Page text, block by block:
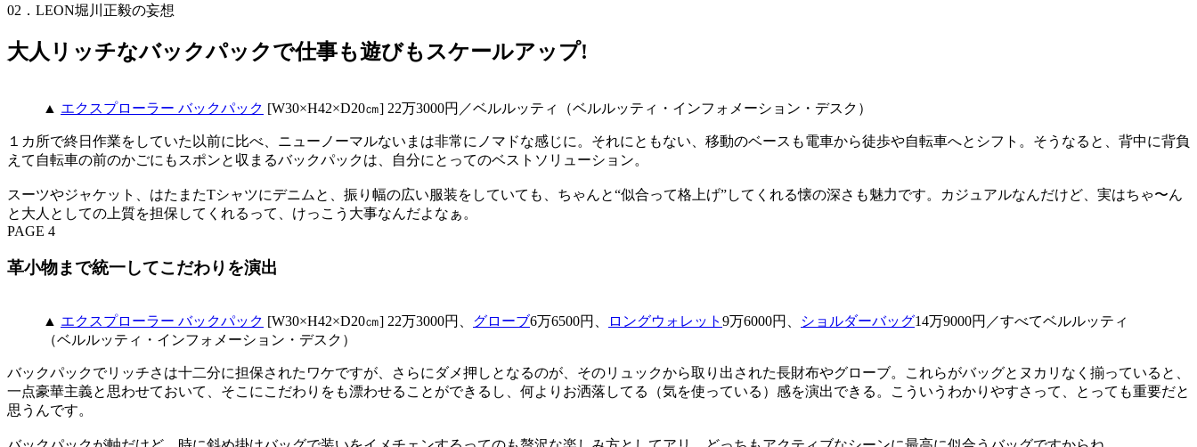
02．LEON堀川正毅の妄想
大人リッチなバックパックで仕事も遊びもスケールアップ!
▲ エクスプローラー バックパック [W30×H42×D20㎝] 22万3000円／ベルルッティ（ベルルッティ・インフォメーション・デスク）
１カ所で終日作業をしていた以前に比べ、ニューノーマルないまは非常にノマドな感じに。それにともない、移動のベースも電車から徒歩や自転車へとシフト。そうなると、背中に背負
えて自転車の前のかごにもスポンと収まるバックパックは、自分にとってのベストソリューション。
スーツやジャケット、はたまたTシャツにデニムと、振り幅の広い服装をしていても、ちゃんと“似合って格上げ”してくれる懐の深さも魅力です。カジュアルなんだけど、実はちゃ〜ん
と大人としての上質を担保してくれるって、けっこう大事なんだよなぁ。
PAGE 4
革小物まで統一してこだわりを演出
▲ エクスプローラー バックパック [W30×H42×D20㎝] 22万3000円、 グローブ6万6500円、 ロングウォレット 9万6000円、 ショルダーバッグ14万9000円／すべてベルルッティ
（ベルルッティ・インフォメーション・デスク）
バックパックでリッチさは十二分に担保されたワケですが、さらにダメ押しとなるのが、そのリュックから取り出された長財布やグローブ。これらがバッグとヌカリなく揃っていると、
一点豪華主義と思わせておいて、そこにこだわりをも漂わせることができるし、何よりお洒落してる（気を使っている）感を演出できる。こういうわかりやすさって、とっても重要だと
思うんです。